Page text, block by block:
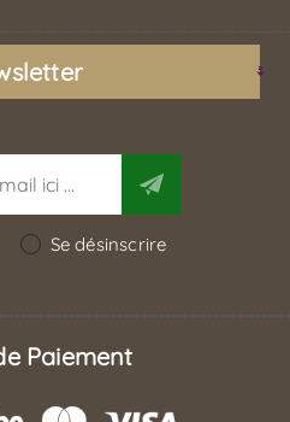
Se désinscrire
Paiement